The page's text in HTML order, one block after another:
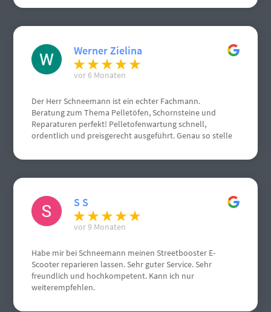
vielen Dank.
Werner Zielina
vor 6 Monaten
Der Herr Schneemann ist ein echter Fachmann.
Beratung zum Thema Pelletöfen, Schornsteine und
Reparaturen perfekt! Pelletofenwartung schnell,
ordentlich und preisgerecht ausgeführt. Genau so stelle
S S
vor 9 Monaten
Habe mir bei Schneemann meinen Streetbooster E-
Scooter reparieren lassen. Sehr guter Service. Sehr
freundlich und hochkompetent. Kann ich nur
weiterempfehlen.